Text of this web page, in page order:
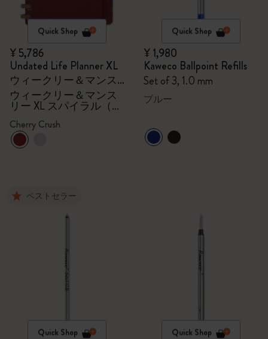
Quick Shop
¥ 5,786
Undated Life Planner XL
ウィークリー＆マンス
リー XL スパイラル（チ
ェリークラッシュ）
ウィークリー＆マンス
リー XL スパイラル（チ
ェリークラッシュ）
Cherry Crush
Quick Shop
¥ 1,980
Kaweco Ballpoint Refills
Set of 3, 1.0 mm
ブルー
ベストセラー
Quick Shop Quick Shop